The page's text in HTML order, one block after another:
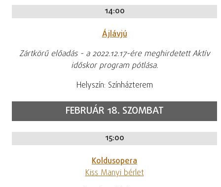
14:00
Ájlávjú
Zártkörű előadás - a 2022.12.17-ére meghirdetett Aktív
időskor program pótlása.
Helyszín: Színházterem
FEBRUÁR 18. SZOMBAT
15:00
Koldusopera
Kiss Manyi bérlet